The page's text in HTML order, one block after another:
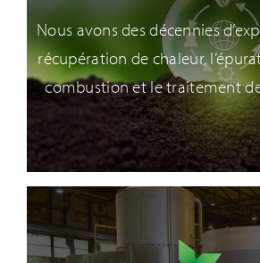
Nous avons des décennies
récupération de chaleur,
combustion et le traitement